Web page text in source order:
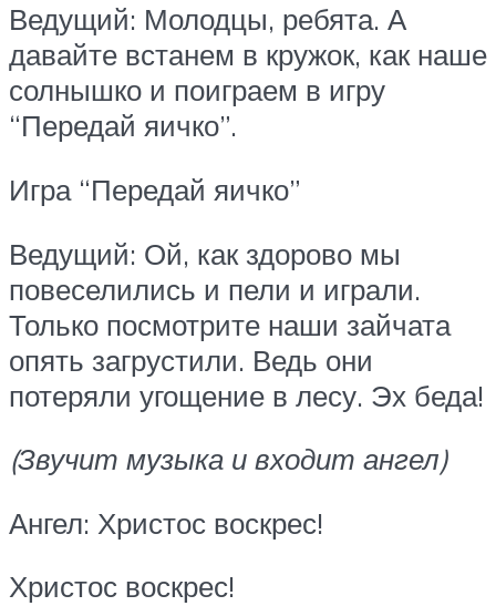
Ведущий: Молодцы, ребята. А
давайте встанем в кружок, как наше
солнышко и поиграем в игру
“Передай яичко”.
Игра “Передай яичко”
Ведущий: Ой, как здорово мы
повеселились и пели и играли.
Только посмотрите наши зайчата
опять загрустили. Ведь они
потеряли угощение в лесу. Эх беда!
(Звучит музыка и входит ангел)
Ангел: Христос воскрес!
Христос воскрес!